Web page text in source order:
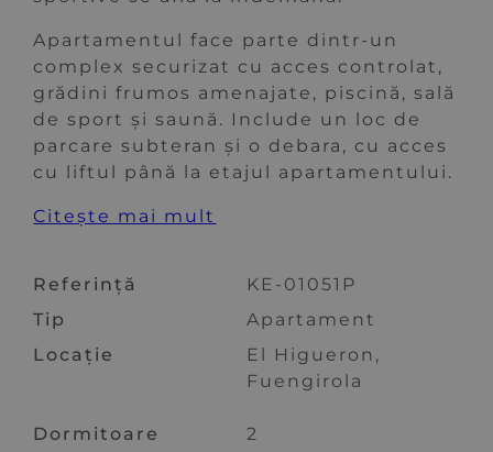
Apartamentul face parte dintr-un
complex securizat cu acces controlat,
grădini frumos amenajate, piscină, sală
de sport și saună. Include un loc de
parcare subteran și o debara, cu acces
cu liftul până la etajul apartamentului.
Citește mai mult
Referință
KE-01051P
Tip
Apartament
Locație
El Higueron,
Fuengirola
Dormitoare
2